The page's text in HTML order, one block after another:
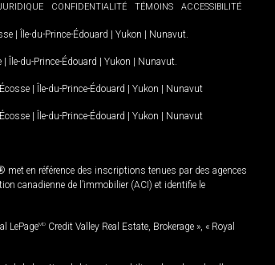
CONFIDENTIALITÉ TÉMOINS ACCESSIBILITÉ
| Île-du-Prince-Édouard | Yukon | Nunavut
| Île-du-Prince-Édouard | Yukon | Nunavut
| Île-du-Prince-Édouard | Yukon | Nunavut
| Île-du-Prince-Édouard | Yukon | Nunavut
en référence des inscriptions tenues par des agences
canadienne de l’immobilier (ACI) et identifie le
LePageMD Credit Valley Real Estate, Brokerage », « Royal